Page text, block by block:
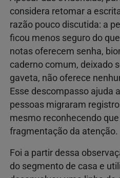
considera retomar a
razão pouco discutida: a
ficou menos seguro do
notas oferecem senha,
caderno comum, deixado
gaveta, não oferece
Esse descompasso ajuda
pessoas migraram
mesmo reconhecendo
fragmentação da atenção.
Foi a partir dessa
do segmento de casa e